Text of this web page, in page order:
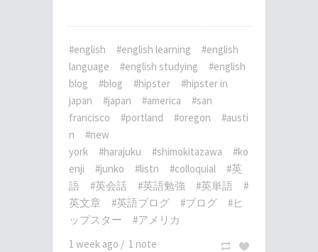
#english #english learning
#english
language
#english studying
#english
blog
#blog #hipster
#hipster in
japan
#japan #america
#san
francisco
#portland #oregon
#austi
n
#new
york
#harajuku #shimokitazawa
#ko
enji
#junko #listn #colloquial
#英
語
#英会話 #英語勉強 #英単語
#
英文章
#英語ブログ #ブログ
#ヒ
ップスター
#アメリカ
1 week ago / 1 note